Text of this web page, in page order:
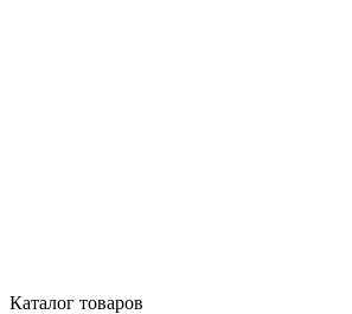
Каталог товаров